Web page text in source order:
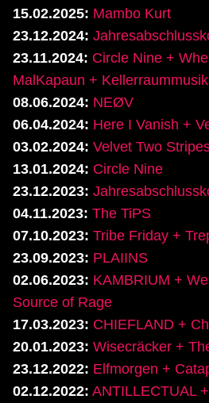
15.02.2025: Mambo Kurt
23.12.2024:
23.11.2024: Circle Nine +
MalKapaun + Kellerraummusik
08.06.2024: NEØV
06.04.2024: Here I Vanish +
03.02.2024: Velvet Two
13.01.2024: Circle Nine
23.12.2023:
04.11.2023: The TiPS
07.10.2023: Tribe Friday +
23.09.2023: PLAIINS
02.06.2023: KAMBRIUM +
Source of Rage
17.03.2023: CHIEFLAND +
20.01.2023: Wisecräcker +
23.12.2022: Elfmorgen +
02.12.2022: ANTILLECTUAL